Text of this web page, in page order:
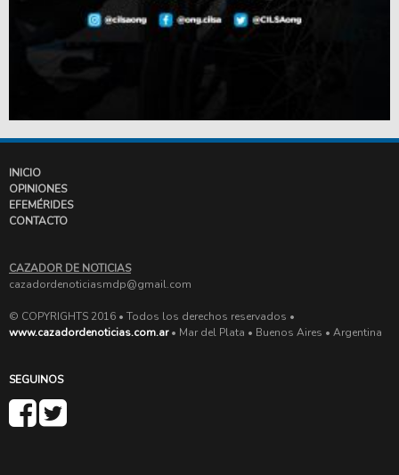
INICIO
OPINIONES
EFEMÉRIDES
CONTACTO
CAZADOR DE NOTICIAS
cazadordenoticiasmdp@gmail.com
© COPYRIGHTS 2016 • Todos los derechos reservados •
www.cazadordenoticias.com.ar• Mar del Plata • Buenos Aires • Argentina
SEGUINOS